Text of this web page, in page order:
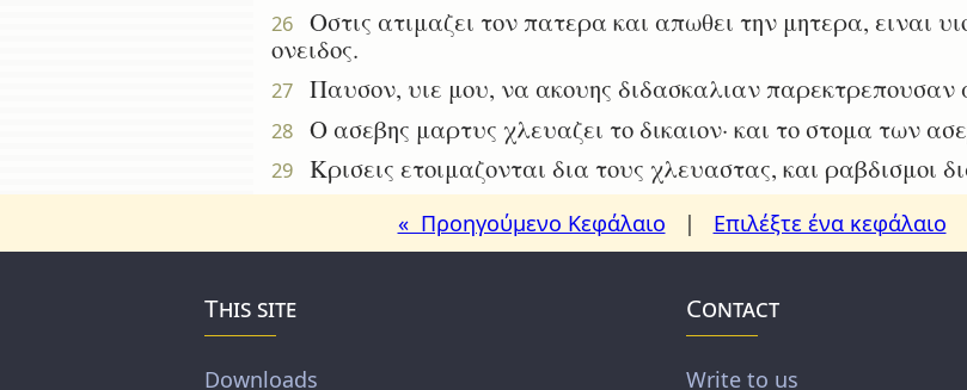
26
Οστις ατιμαζει τον πατερα και απωθει την μητερα, ειναι
ονειδος.
27 Παυσον, υιε μου, να ακουης διδασκαλιαν
28 Ο ασεβης μαρτυς χλευαζει το δικαιον· και το στομα των
29 Κρισεις ετοιμαζονται δια τους χλευαστας, και ραβδισμοι
« Προηγούμενο Κεφάλαιο | Επιλέξτε ένα κεφάλαιο
This site
Downloads
Contact
Write to us